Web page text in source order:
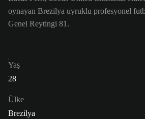
oynayan Brezilya uyruklu profesyonel
Genel Reytingi 81.
Yaş
28
Ülke
Brezilya